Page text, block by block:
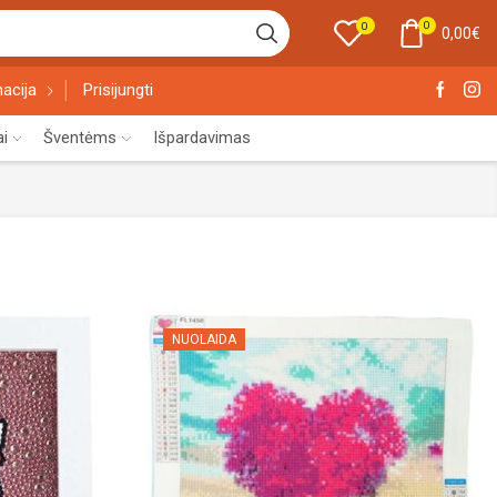
0 0 0,00€
Prisijungti
Šventėms Išpardavimas
NUOLAIDA